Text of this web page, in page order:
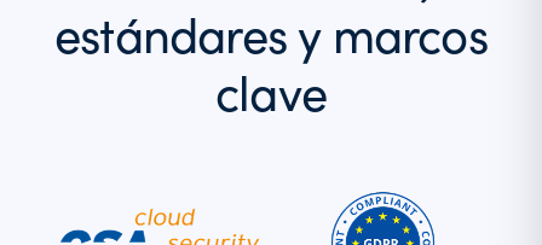
estándares y marcos
clave